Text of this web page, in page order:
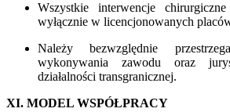
Wszystkie interwencje
wyłącznie w licencjonowanych
Należy bezwzględnie
wykonywania zawodu oraz
działalności transgranicznej.
XI. MODEL WSPÓŁPRACY